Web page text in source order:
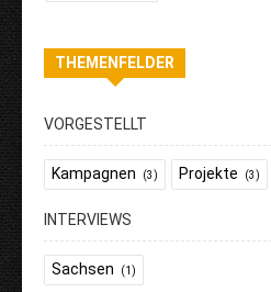
THEMENFELDER
VORGESTELLT
Kampagnen (3) Projekte (3)
INTERVIEWS
Sachsen (1)